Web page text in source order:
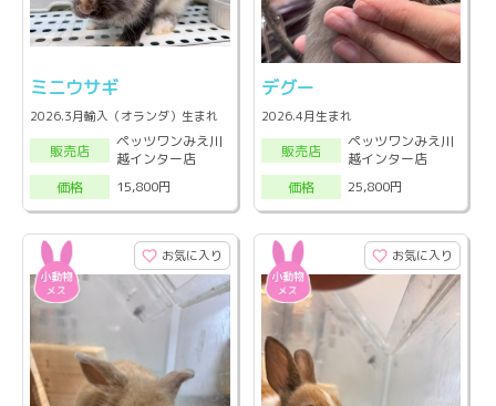
ミニウサギ
2026.3月輸入（オランダ）生まれ
販売店
ペッツワンみえ川
越インター店
価格
15,800円
デグー
2026.4月生まれ
販売店
ペッツワンみえ川
越インター店
価格
25,800円
お気に入り お気に入り